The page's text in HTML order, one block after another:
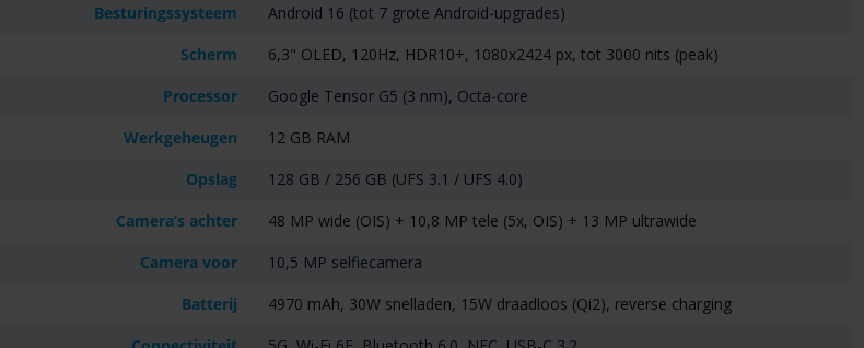
Besturingssysteem
Android 16 (tot 7 grote Android-upgrades)
Scherm
6,3" OLED, 120Hz, HDR10+, 1080x2424 px, tot 3000 nits (peak)
Processor
Google Tensor G5 (3 nm), Octa-core
Werkgeheugen
12 GB RAM
Opslag
128 GB / 256 GB (UFS 3.1 / UFS 4.0)
Camera’s achter
48 MP wide (OIS) + 10,8 MP tele (5x, OIS) + 13 MP ultrawide
Camera voor
10,5 MP selfiecamera
Batterij
4970 mAh, 30W snelladen, 15W draadloos (Qi2), reverse charging